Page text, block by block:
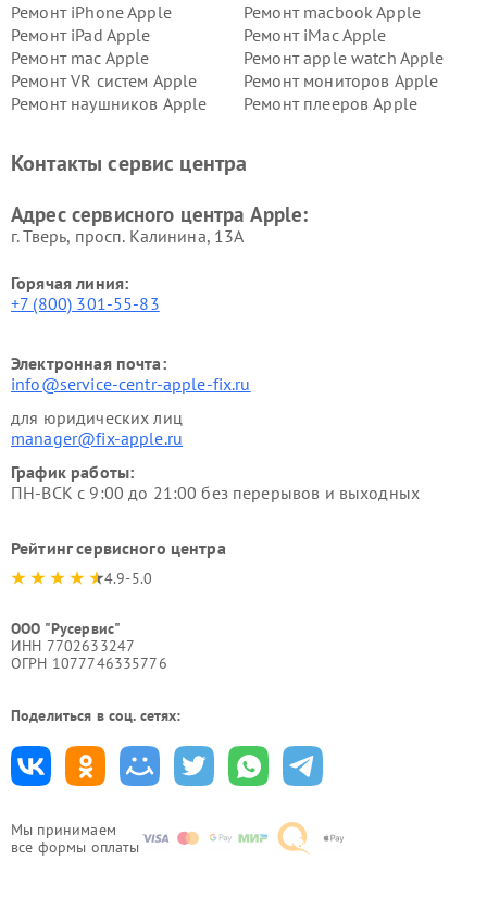
Мы принимаем
все формы оплаты
Ремонт iPhone Apple
Ремонт macbook Apple
Ремонт iPad Apple
Ремонт iMac Apple
Ремонт mac Apple
Ремонт apple watch Apple
Ремонт VR систем Apple
Ремонт мониторов Apple
Ремонт наушников Apple
Ремонт плееров Apple
Контакты сервис центра
Адрес сервисного центра Apple:
г. Тверь, просп. Калинина, 13А
Горячая линия:
+7 (800) 301-55-83
Электронная почта:
info@service-centr-apple-fix.ru
для юридических лиц
manager@fix-apple.ru
График работы:
ПН-ВСК с 9:00 до 21:00 без перерывов и выходных
Рейтинг сервисного центра
4.9-5.0
ООО "Русервис"
ИНН 7702633247
ОГРН 1077746335776
Поделиться в соц. сетях: